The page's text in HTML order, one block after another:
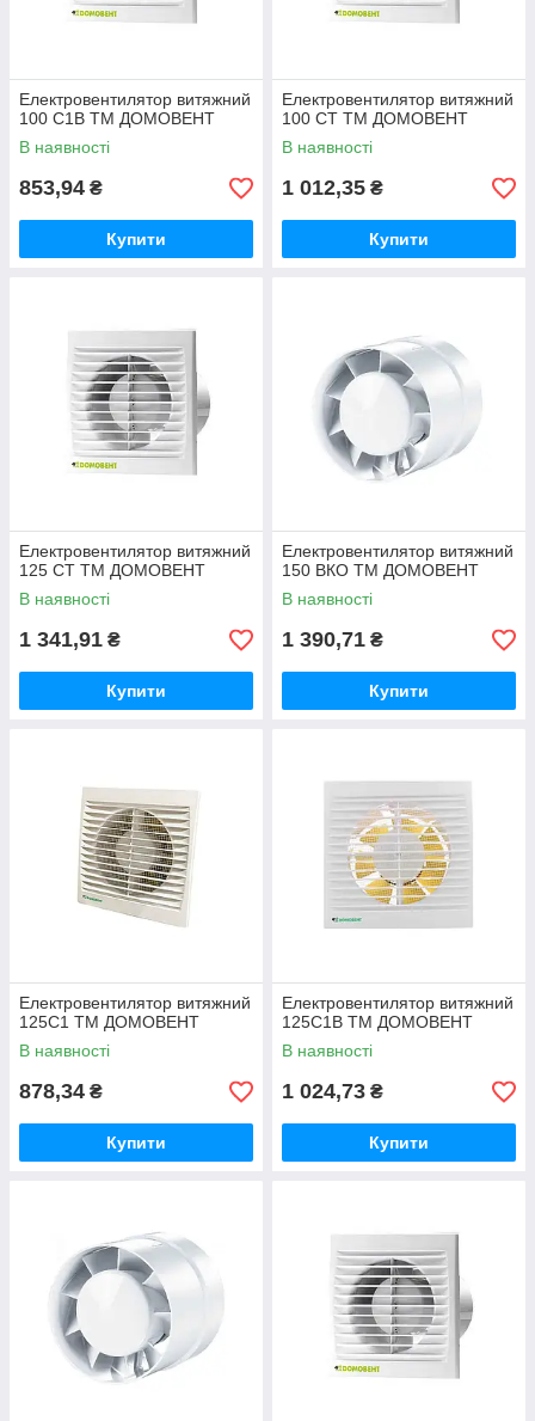
Електровентилятор витяжний
100 С1В ТМ ДОМОВЕНТ
В наявності
853,94 ₴
Купити
Електровентилятор витяжний
100 СТ ТМ ДОМОВЕНТ
В наявності
1 012,35 ₴
Купити
Електровентилятор витяжний
125 СТ ТМ ДОМОВЕНТ
В наявності
1 341,91 ₴
Купити
Електровентилятор витяжний
150 ВКО ТМ ДОМОВЕНТ
В наявності
1 390,71 ₴
Купити
Електровентилятор витяжний
125С1 ТМ ДОМОВЕНТ
В наявності
878,34 ₴
Купити
Електровентилятор витяжний
125С1В ТМ ДОМОВЕНТ
В наявності
1 024,73 ₴
Купити